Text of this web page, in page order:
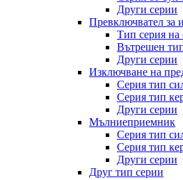
Други серии
Превключвател за
Тип серия на
Вътрешен
Други серии
Изключване на
Серия тип
Серия тип
Други серии
Мълниеприемник
Серия тип
Серия тип
Други серии
Друг тип серии